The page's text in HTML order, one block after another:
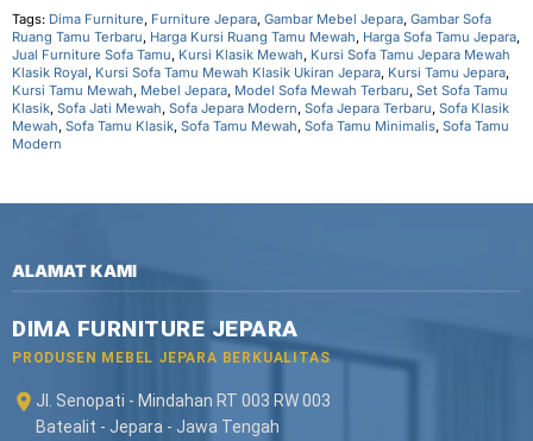
Tags: Dima Furniture, Furniture Jepara, Gambar Mebel Jepara, Gambar Sofa
Ruang Tamu Terbaru, Harga Kursi Ruang Tamu Mewah, Harga Sofa Tamu Jepara,
Jual Furniture Sofa Tamu, Kursi Klasik Mewah, Kursi Sofa Tamu Jepara Mewah
Klasik Royal, Kursi Sofa Tamu Mewah Klasik Ukiran Jepara, Kursi Tamu Jepara,
Kursi Tamu Mewah, Mebel Jepara, Model Sofa Mewah Terbaru, Set Sofa Tamu
Klasik, Sofa Jati Mewah, Sofa Jepara Modern, Sofa Jepara Terbaru, Sofa Klasik
Mewah, Sofa Tamu Klasik, Sofa Tamu Mewah, Sofa Tamu Minimalis, Sofa Tamu
Modern
ALAMAT KAMI
DIMA FURNITURE JEPARA
PRODUSEN MEBEL JEPARA BERKUALITAS
Jl. Senopati - Mindahan RT 003 RW 003
Batealit - Jepara - Jawa Tengah